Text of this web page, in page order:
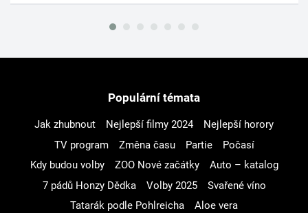
Populární témata
Jak zhubnout Nejlepší filmy 2024
Nejlepší horory
TV program
Změna času Partie
Počasí
Kdy budou volby
ZOO Nové začátky
Auto – katalog
7 pádů Honzy Dědka
Volby 2025
Svařené víno
Tatarák podle Pohlreicha
Aloe vera